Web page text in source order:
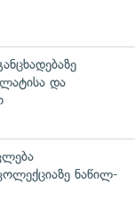
და
ნაწილ-